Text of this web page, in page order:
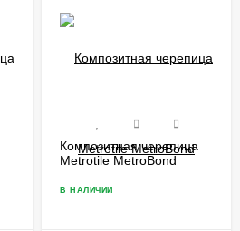
Композитная черепица
Metrotile MetroBond
В НАЛИЧИИ